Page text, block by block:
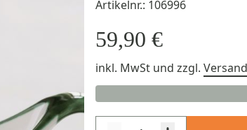
Artikelnr.: 106996
59,90 €
inkl. MwSt und zzgl. Versand